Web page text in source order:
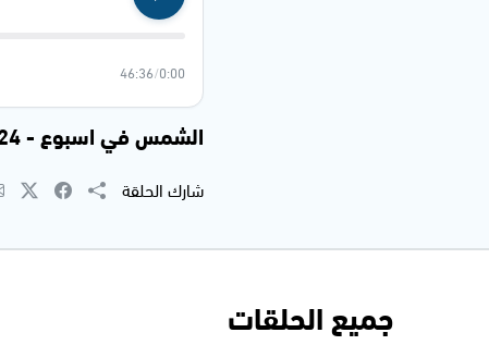
0:00
/
46:36
الشمس في اسبوع - 15.03.2024
شارك الحلقة
جميع الحلقات